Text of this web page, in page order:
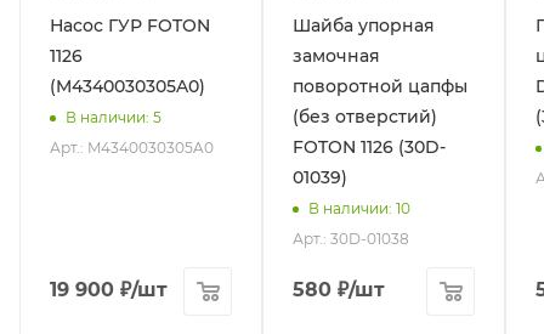
Насос ГУР FOTON
1126
(M4340030305A0)
В наличии: 5
Арт.: M4340030305A0
19 900 ₽/шт
Шайба упорная
замочная
поворотной цапфы
(без отверстий)
FOTON 1126 (30D-
01039)
В наличии: 10
Арт.: 30D-01038
580 ₽/шт